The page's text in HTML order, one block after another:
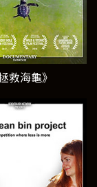
救海龜》